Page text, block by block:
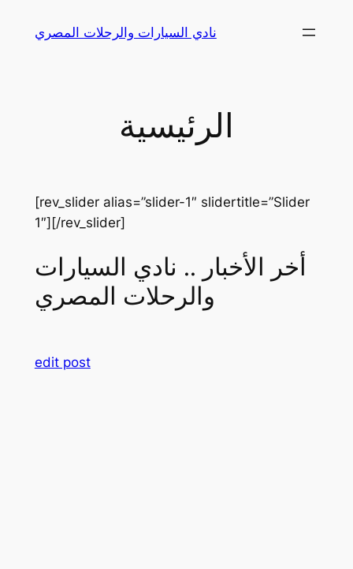
نادي السيارات والرحلات المصري
الرئيسية
[rev_slider alias=”slider-1″ slidertitle=”Slider
1″][/rev_slider]
أخر الأخبار .. نادي السيارات
والرحلات المصري
edit post